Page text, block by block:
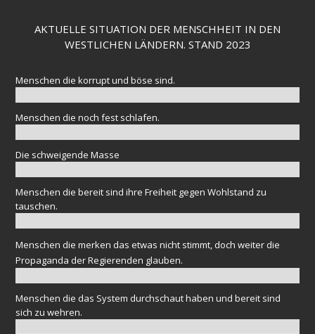
AKTUELLE SITUATION DER MENSCHHEIT IN DEN
WESTLICHEN LÄNDERN. STAND 2023
Menschen die korrupt und böse sind.
Menschen die noch fest schlafen.
Die schweigende Masse
Menschen die bereit sind ihre Freiheit gegen Wohlstand zu
tauschen.
Menschen die merken das etwas nicht stimmt, doch weiter die
Propaganda der Regierenden glauben.
Menschen die das System durchschaut haben und bereit sind
sich zu wehren.